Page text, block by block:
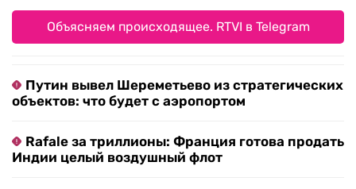
Объясняем происходящее. RTVI в Telegram
Путин вывел Шереметьево из стратегических
объектов: что будет с аэропортом
Rafale за триллионы: Франция готова продать
Индии целый воздушный флот